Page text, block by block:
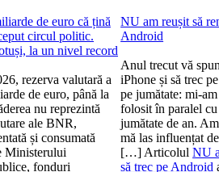
de euro că țină
circul politic.
la un nivel record
rezerva valutară a
de euro, până la
nu reprezintă
ale BNR,
și consumată
Ministerului
fonduri
NU am reușit să
Android
Anul trecut vă
iPhone și să trec
pe jumătate: mi-
folosit în paralel
jumătate de an.
mă las influențat
[…] ArticolulNU
să trec pe Android